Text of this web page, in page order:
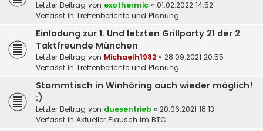
Letzter Beitrag von exothermic « 01.02.2022 14:52
Verfasst in Treffenberichte und Planung
Einladung zur 1. Und letzten Grillparty 21 der 2
Taktfreunde München
Letzter Beitrag von Michaelh1982 « 28.09.2021 20:55
Verfasst in Treffenberichte und Planung
Stammtisch in Winhöring auch wieder möglich!
:)
Letzter Beitrag von duesentrieb « 20.06.2021 18:13
Verfasst in Aktueller Plausch im BTC